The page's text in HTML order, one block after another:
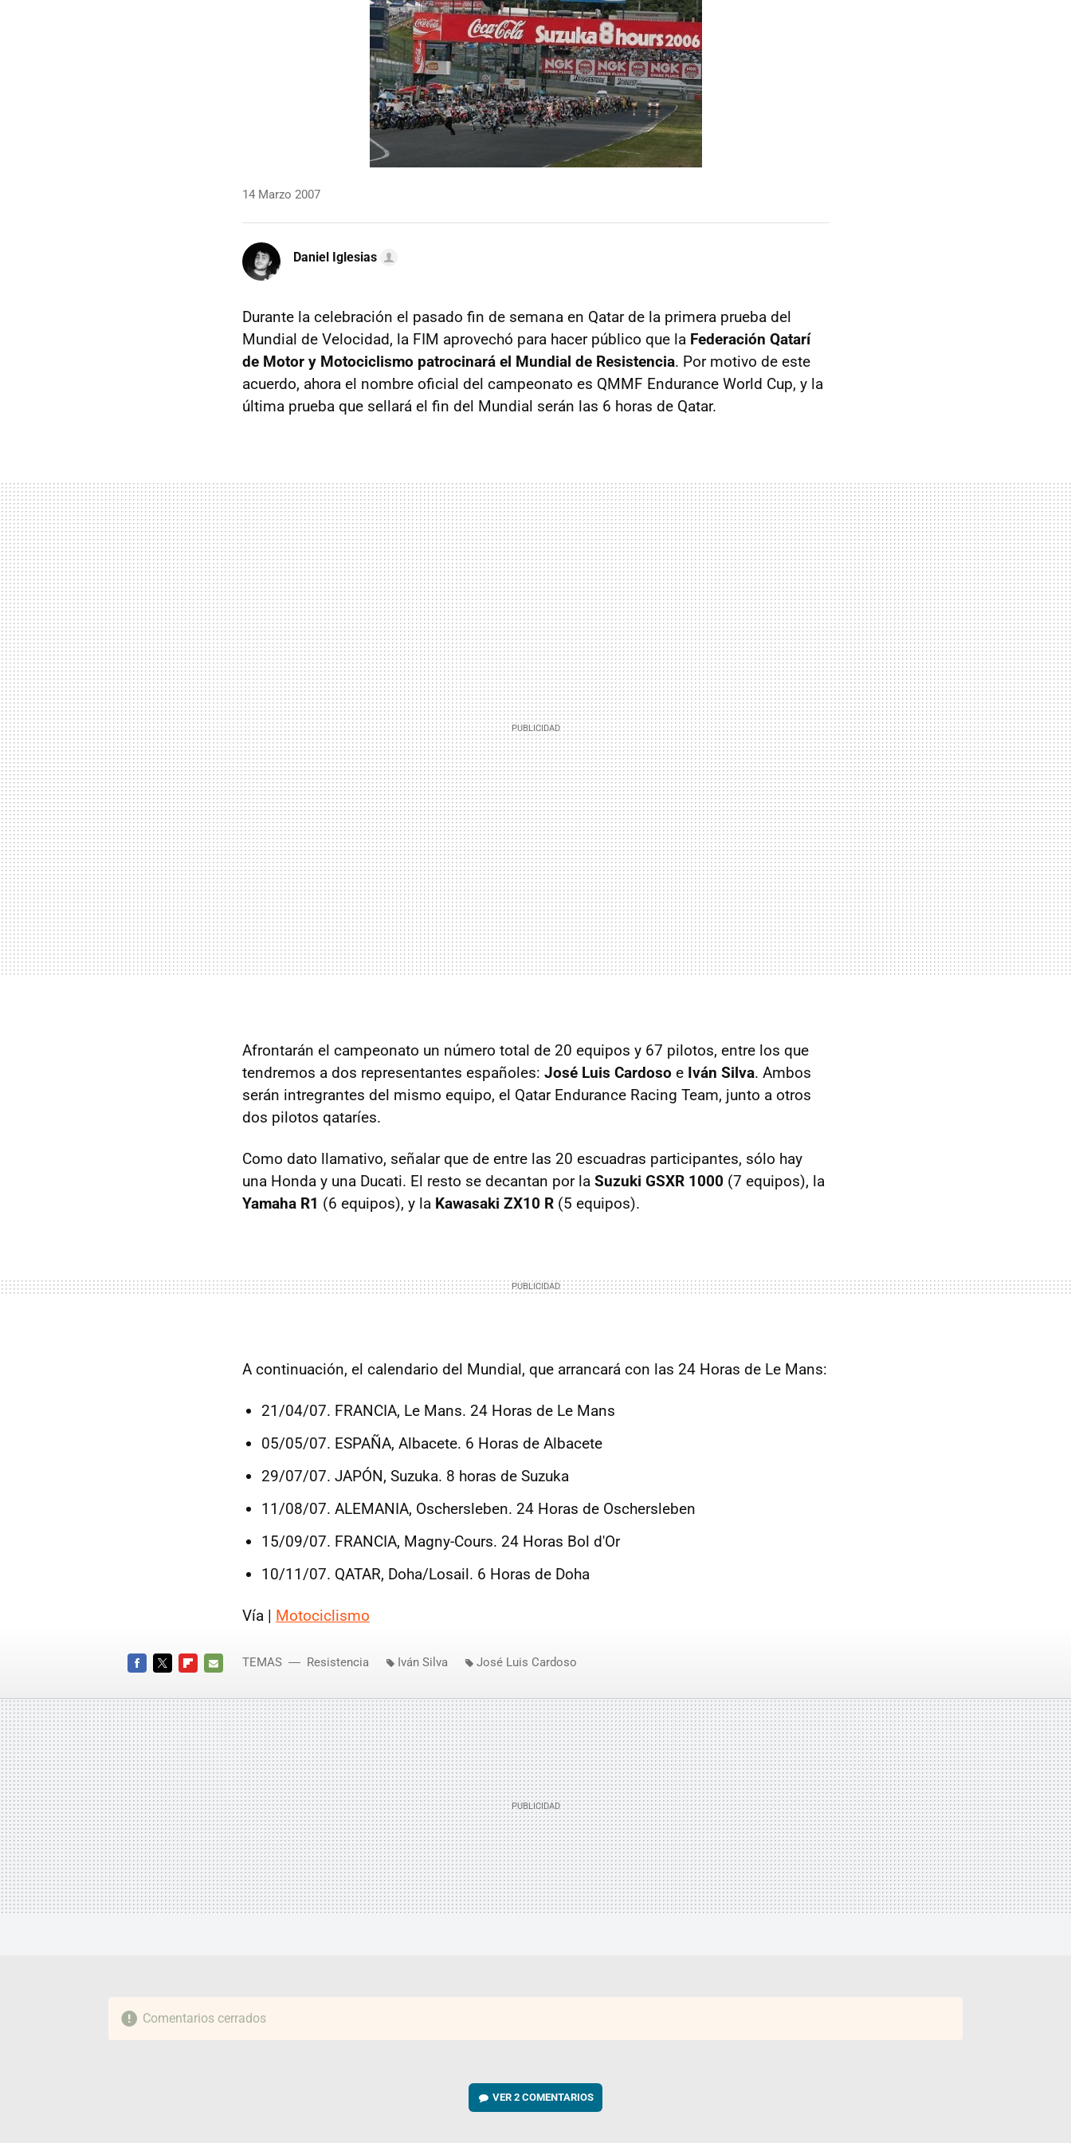
14 Marzo 2007
Daniel Iglesias
Durante la celebración el pasado fin de semana en Qatar de la primera prueba del
Mundial de Velocidad, la FIM aprovechó para hacer público que la Federación Qatarí
de Motor y Motociclismo patrocinará el Mundial de Resistencia. Por motivo de este
acuerdo, ahora el nombre oficial del campeonato es QMMF Endurance World Cup, y la
última prueba que sellará el fin del Mundial serán las 6 horas de Qatar.
Afrontarán el campeonato un número total de 20 equipos y 67 pilotos, entre los que
tendremos a dos representantes españoles: José Luis Cardoso e Iván Silva. Ambos
serán intregrantes del mismo equipo, el Qatar Endurance Racing Team, junto a otros
dos pilotos qataríes.
Como dato llamativo, señalar que de entre las 20 escuadras participantes, sólo hay
una Honda y una Ducati. El resto se decantan por la Suzuki GSXR 1000 (7 equipos), la
Yamaha R1 (6 equipos), y la Kawasaki ZX10 R (5 equipos).
A continuación, el calendario del Mundial, que arrancará con las 24 Horas de Le Mans:
21/04/07. FRANCIA, Le Mans. 24 Horas de Le Mans
05/05/07. ESPAÑA, Albacete. 6 Horas de Albacete
29/07/07. JAPÓN, Suzuka. 8 horas de Suzuka
11/08/07. ALEMANIA, Oschersleben. 24 Horas de Oschersleben
15/09/07. FRANCIA, Magny-Cours. 24 Horas Bol d'Or
10/11/07. QATAR, Doha/Losail. 6 Horas de Doha
Vía | Motociclismo
MAIL
TEMAS Resistencia Iván Silva José Luis Cardoso
Comentarios cerrados
VER2 COMENTARIOS